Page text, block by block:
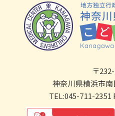
〒
神奈川県横浜市
TEL:045-711-2351